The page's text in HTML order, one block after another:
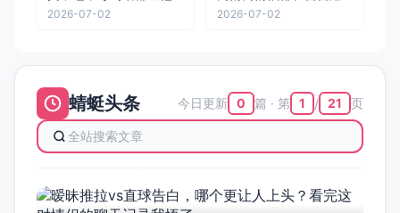
想扑倒你
2026-07-02
的调情话术，拿去直接
2026-07-02
蜻蜓头条 今日更新 0 篇 · 第 1 / 21 页